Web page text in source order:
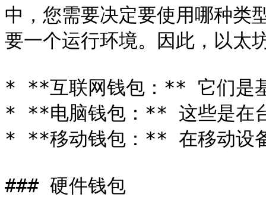
中，您需要决定要使用哪种类
要一个运行环境。因此，以太
* **互联网钱包：** 它们是
* **电脑钱包：** 这些是在
* **移动钱包：** 在移动设
### 硬件钱包